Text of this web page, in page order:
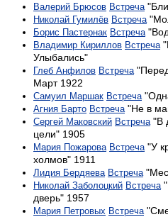
Валерий Брюсов Встреча
Николай Гумилёв Встреча
Борис Пастернак Встреча
Владимир Кириллов Встреча
Улыбались"
Глеб Анфилов Встреча
Март 1922
Самуил Маршак Встреча
Агния Барто Встреча "Не в
Сергей Маковский Встреча "В
цели" 1905
Мария Пожарова Встреча "У
холмов" 1911
Лидия Бердяева Встреча
Николай Заболоцкий Встреча
дверь" 1957
Мария Петровых Встреча